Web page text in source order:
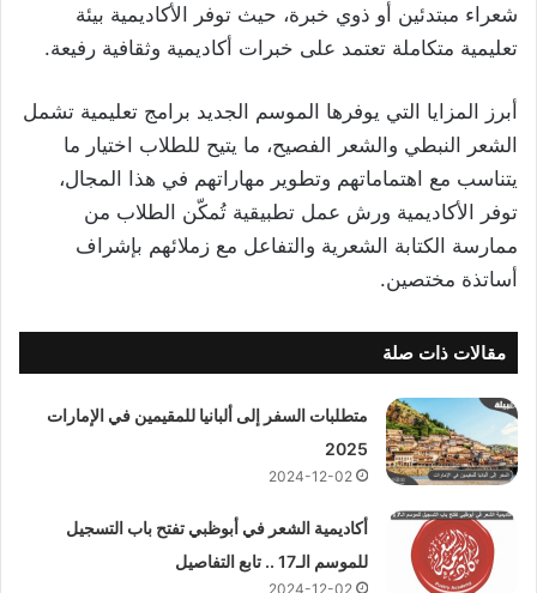
شعراء مبتدئين أو ذوي خبرة، حيث توفر الأكاديمية بيئة
تعليمية متكاملة تعتمد على خبرات أكاديمية وثقافية رفيعة.
أبرز المزايا التي يوفرها الموسم الجديد برامج تعليمية تشمل
الشعر النبطي والشعر الفصيح، ما يتيح للطلاب اختيار ما
يتناسب مع اهتماماتهم وتطوير مهاراتهم في هذا المجال،
توفر الأكاديمية ورش عمل تطبيقية تُمكّن الطلاب من
ممارسة الكتابة الشعرية والتفاعل مع زملائهم بإشراف
أساتذة مختصين.
مقالات ذات صلة
متطلبات السفر إلى ألبانيا للمقيمين في الإمارات
2025
2024-12-02
أكاديمية الشعر في أبوظبي تفتح باب التسجيل
للموسم الـ17 .. تابع التفاصيل
2024-12-02